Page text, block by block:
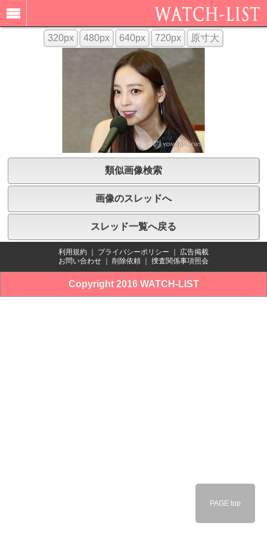
320px 480px 640px 720px 原寸大
類似画像検索
画像のスレッドへ
スレッド一覧へ戻る
利用規約 プライバシーポリシー
広告掲載
お問い合わせ
削除依頼 捜査関係事項照会
Copyright 2016 WATCH-LIST
PAGE top